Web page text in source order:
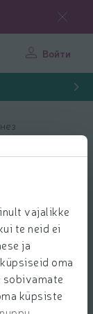
vajalikke
te neid ei
ja
oma
küpsiste
Войти
Сортировать